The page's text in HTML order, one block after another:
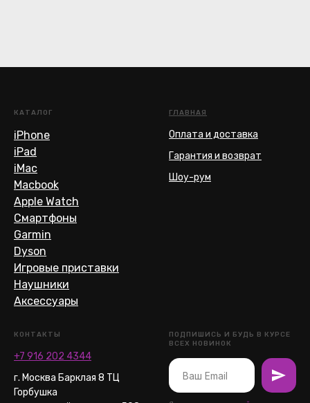
КАТАЛОГ
iPhone
iPad
iMac
Macbook
Apple Watch
Смартфоны
Garmin
Dyson
Игровые приставки
Наушники
Аксессуары
ГЛАВНАЯ
Оплата и доставка
Гарантия и возврат
Шоу-рум
КОНТАКТЫ
+7 916 202 4344
г. Москва Барклая 8 ТЦ
Горбушка
ПОДПИШИСЬ И БУДЬ В КУРСЕ
ВСЕХ НОВИНОК